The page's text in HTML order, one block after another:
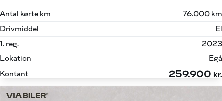
Antal kørte km
76.000 km
Drivmiddel
El
1. reg.
2023
Lokation
Egå
Kontant
259.900 kr.